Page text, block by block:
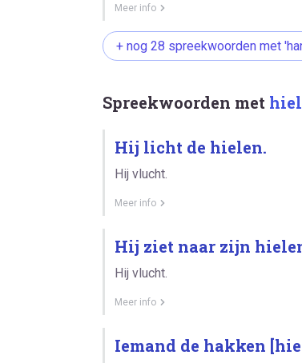
Meer info
+ nog 28 spreekwoorden met
Spreekwoorden met
Hij licht de hielen.
Hij vlucht.
Meer info
Hij ziet naar zijn
Hij vlucht.
Meer info
Iemand de hakken